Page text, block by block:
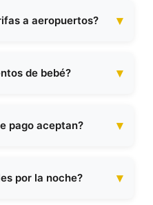
a aeropuertos?
de bebé?
pago aceptan?
por la noche?